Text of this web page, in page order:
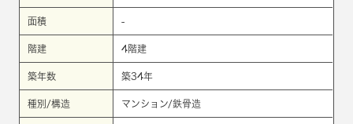
面積 -
階建 4階建
築年数 築34年
種別/構造 マンション/鉄骨造